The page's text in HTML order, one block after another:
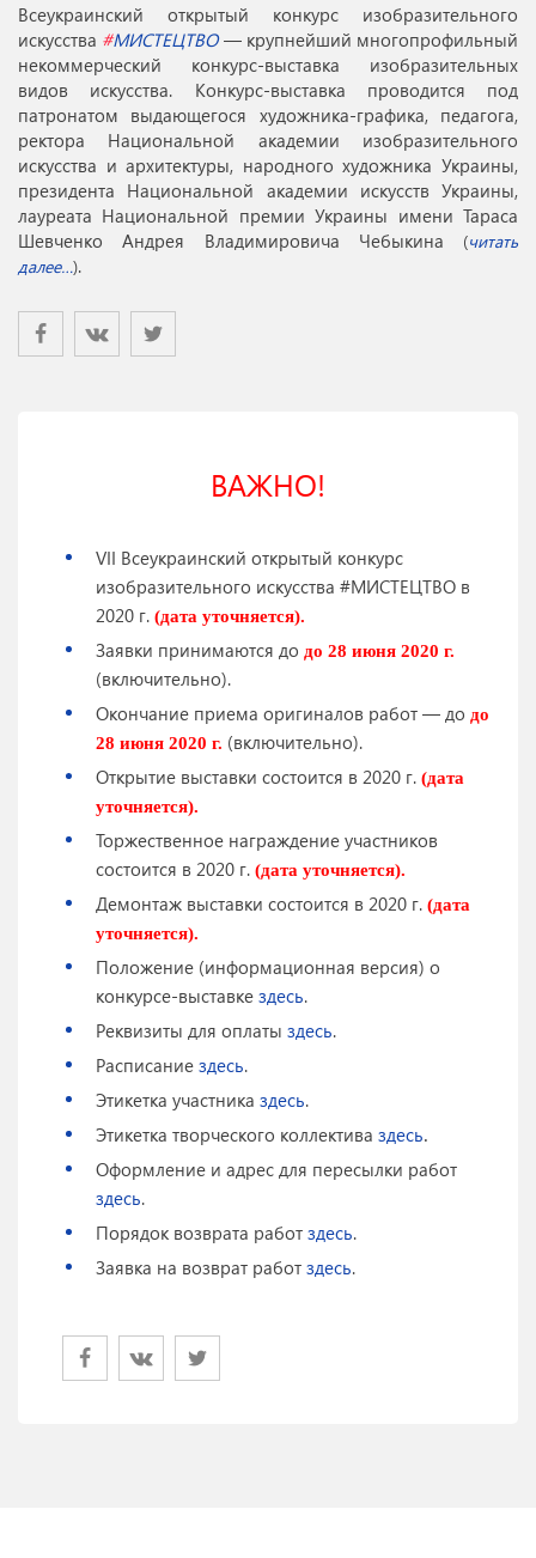
Всеукраинский открытый конкурс изобразительного
искусства #МИСТЕЦТВО— крупнейший многопрофильный
некоммерческий конкурс-выставка изобразительных
видов искусства. Конкурс-выставка проводится под
патронатом выдающегося художника-графика, педагога,
ректора Национальной академии изобразительного
искусства и архитектуры, народного художника Украины,
президента Национальной академии искусств Украины,
лауреата Национальной премии Украины имени Тараса
Шевченко Андрея Владимировича Чебыкина (читать
далее…).
ВАЖНО!
VII Всеукраинский открытый конкурс
изобразительного искусства #МИСТЕЦТВО в
2020 г. (дата уточняется).
Заявки принимаются до до 28 июня 2020 г.
(включительно).
Окончание приема оригиналов работ — до до
28 июня 2020 г. (включительно).
Открытие выставки состоится в 2020 г. (дата
уточняется).
Торжественное награждение участников
состоится в 2020 г. (дата уточняется).
Демонтаж выставки состоится в 2020 г. (дата
уточняется).
Положение (информационная версия) о
конкурсе-выставке здесь.
Реквизиты для оплаты здесь.
Расписание здесь.
Этикетка участника здесь.
Этикетка творческого коллектива здесь.
Оформление и адрес для пересылки работ
здесь.
Порядок возврата работ здесь.
Заявка на возврат работ здесь.